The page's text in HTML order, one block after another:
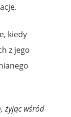
kiedy
z jego
żyjąc wśród